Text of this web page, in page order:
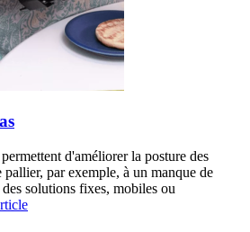
d'améliorer la posture des
pallier, par exemple, à un manque de
solutions fixes, mobiles ou